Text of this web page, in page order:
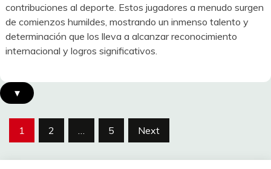
contribuciones al deporte. Estos jugadores a menudo surgen
de comienzos humildes, mostrando un inmenso talento y
determinación que los lleva a alcanzar reconocimiento
internacional y logros significativos.
▾
Posts
1 2 5 Next